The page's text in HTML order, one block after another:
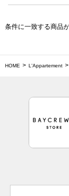
条件に一致する商品
HOME L'Appartement